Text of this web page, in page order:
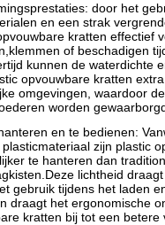
door het
en een strak
kratten effectief
of beschadigen
kunnen de waterdichte
opvouwbare kratten
omgevingen, waardoor
worden
en te bedienen:
zijn plastic
te hanteren dan
lichtheid
gebruik tijdens het laden
draagt het ergonomische
kratten bij tot een betere